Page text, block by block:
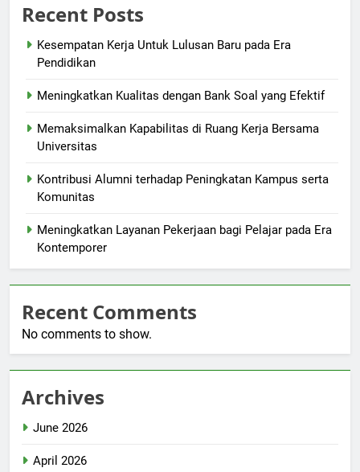
Recent Posts
Kesempatan Kerja Untuk Lulusan Baru pada Era
Pendidikan
Meningkatkan Kualitas dengan Bank Soal yang Efektif
Memaksimalkan Kapabilitas di Ruang Kerja Bersama
Universitas
Kontribusi Alumni terhadap Peningkatan Kampus serta
Komunitas
Meningkatkan Layanan Pekerjaan bagi Pelajar pada Era
Kontemporer
Recent Comments
No comments to show.
Archives
June 2026
April 2026